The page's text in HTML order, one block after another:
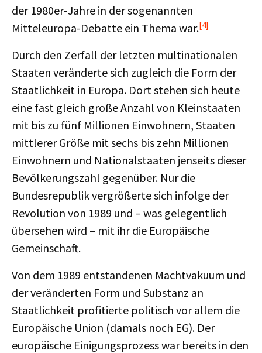
der 1980er-Jahre in der sogenannten
Mitteleuropa-Debatte ein Thema war.[4]
Durch den Zerfall der letzten multinationalen
Staaten veränderte sich zugleich die Form der
Staatlichkeit in Europa. Dort stehen sich heute
eine fast gleich große Anzahl von Kleinstaaten
mit bis zu fünf Millionen Einwohnern, Staaten
mittlerer Größe mit sechs bis zehn Millionen
Einwohnern und Nationalstaaten jenseits dieser
Bevölkerungszahl gegenüber. Nur die
Bundesrepublik vergrößerte sich infolge der
Revolution von 1989 und – was gelegentlich
übersehen wird – mit ihr die Europäische
Gemeinschaft.
Von dem 1989 entstandenen Machtvakuum und
der veränderten Form und Substanz an
Staatlichkeit profitierte politisch vor allem die
Europäische Union (damals noch EG). Der
europäische Einigungsprozess war bereits in den